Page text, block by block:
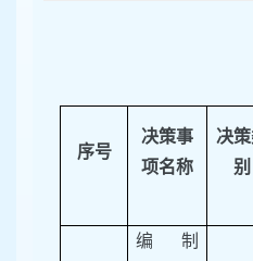
序号
决策事
项名称
决
别
编制